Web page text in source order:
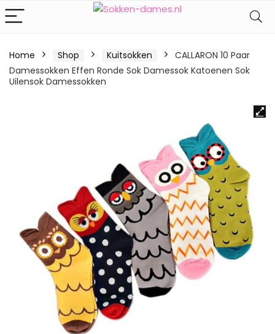
Home Shop Kuitsokken
CALLARON 10 Paar
Damessokken Effen Ronde Sok Damessok Katoenen Sok
Uilensok Damessokken